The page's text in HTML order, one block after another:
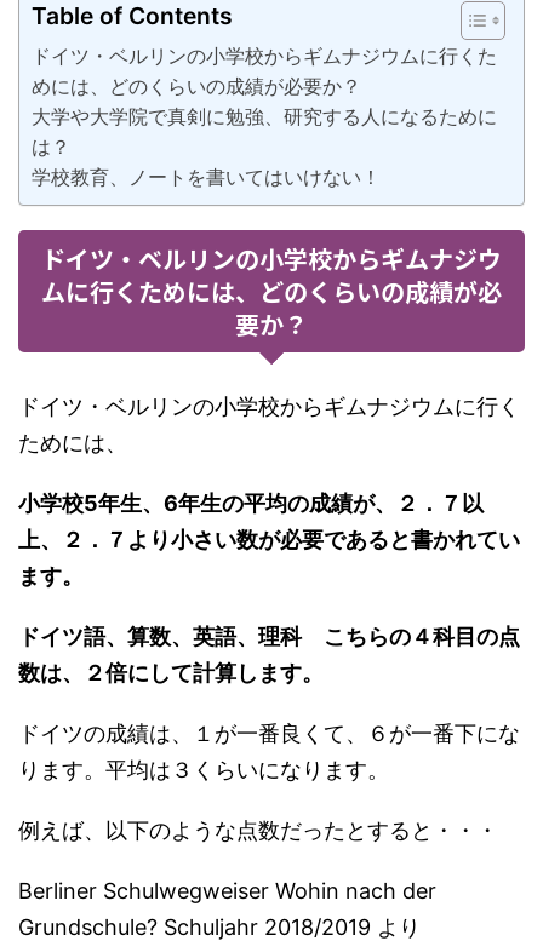
Table of Contents
ドイツ・ベルリンの小学校からギムナジウムに行くた
めには、どのくらいの成績が必要か？
大学や大学院で真剣に勉強、研究する人になるために
は？
学校教育、ノートを書いてはいけない！
ドイツ・ベルリンの小学校からギムナジウ
ムに行くためには、どのくらいの成績が必
要か？
ドイツ・ベルリンの小学校からギムナジウムに行く
ためには、
小学校5年生、6年生の平均の成績が、２．７以
上、２．７より小さい数が必要であると書かれてい
ます。
ドイツ語、算数、英語、理科 こちらの４科目の点
数は、２倍にして計算します。
ドイツの成績は、１が一番良くて、６が一番下にな
ります。平均は３くらいになります。
例えば、以下のような点数だったとすると・・・
Berliner Schulwegweiser Wohin nach der
Grundschule? Schuljahr 2018/2019 より